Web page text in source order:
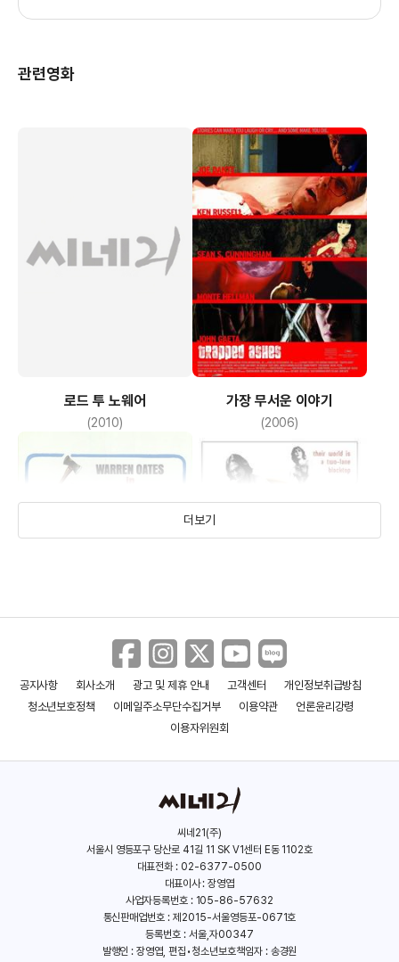
관련영화
로드 투 노웨어
(2010)
가장 무서운 이야기
(2006)
닭싸움꾼 자유의 이차선
더보기
공지사항 회사소개 광고 및 제휴 안내 고객센터
개인정보취급방침
청소년보호정책
이메일주소무단수집거부 이용약관
언론윤리강령
이용자위원회
씨네21(주)
서울시 영등포구 당산로 41길 11 SK V1센터 E동 1102호
대표전화 : 02-6377-0500
대표이사 : 장영엽
사업자등록번호 : 105-86-57632
통신판매업번호 : 제2015-서울영등포-0671호
등록번호 : 서울,자00347
발행인 : 장영엽, 편집•청소년보호책임자 : 송경원